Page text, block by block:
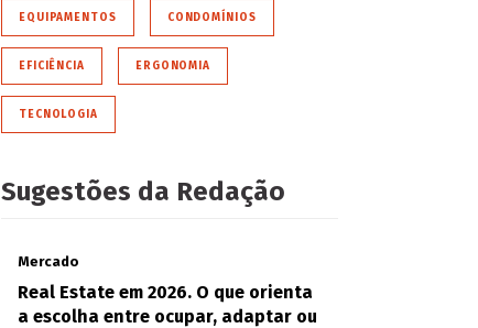
EQUIPAMENTOS CONDOMÍNIOS
EFICIÊNCIA ERGONOMIA
TECNOLOGIA
Sugestões da Redação
Mercado
Real Estate em 2026. O que orienta
a escolha entre ocupar, adaptar ou